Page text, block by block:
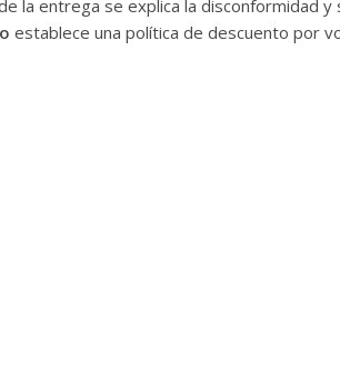
la entrega se explica la disconformidad
establece una política de descuento por